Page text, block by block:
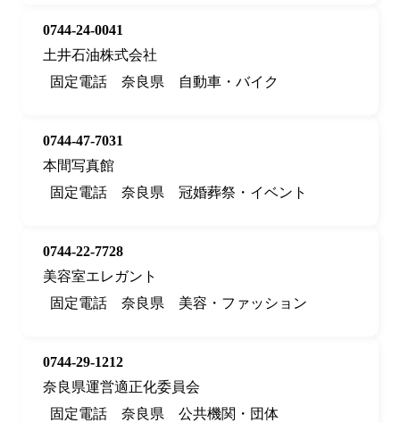
0744-24-0041
土井石油株式会社
固定電話
奈良県 自動車・バイク
0744-47-7031
本間写真館
固定電話
奈良県 冠婚葬祭・イベント
0744-22-7728
美容室エレガント
固定電話
奈良県 美容・ファッション
0744-29-1212
奈良県運営適正化委員会
固定電話
奈良県 公共機関・団体